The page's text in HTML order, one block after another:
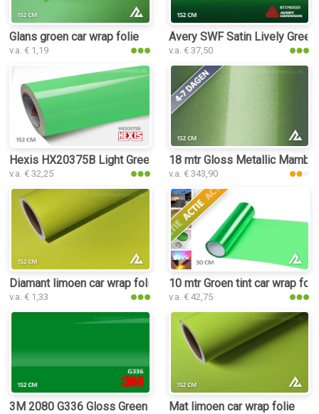
Glans groen car wrap folie
v.a. € 1,19
Avery SWF Satin Lively
v.a. € 37,50
Hexis HX20375B Light Green Gloss car wrap folie
v.a. € 32,25
18 mtr Gloss Metallic
v.a. € 343,90
Diamant limoen car wrap folie
v.a. € 1,33
10 mtr Groen tint car wrap
v.a. € 42,75
3M 2080 G336 Gloss Green Envy car wrap folie
Mat limoen car wrap folie